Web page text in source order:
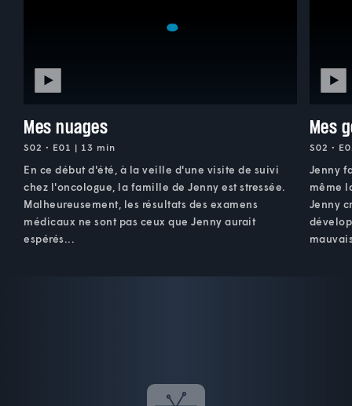
Mes nuages
S02 • E01 | 13 min
En ce début d'été, à la veille d'une visite de suivi
chez l'oncologue, la famille de Jenny est stressée.
Malheureusement, les résultats des examens
médicaux ne sont pas ceux que Jenny aurait
espérés...
Mes
S02 •
Jenny
même
Jenny